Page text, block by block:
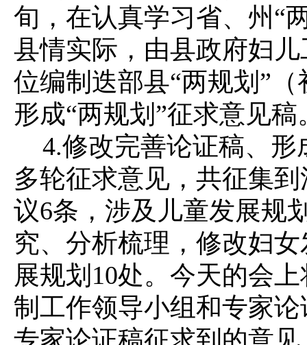
旬，在认真学习省、州“
县情实际，由县政府妇
位编制迭部县“两规划”
形成“两规划”征求意见稿
4.修改完善论证稿、
多轮征求意见，共征集
议6条，涉及儿童发展规
究、分析梳理，修改妇
展规划10处。今天的会
制工作领导小组和专家